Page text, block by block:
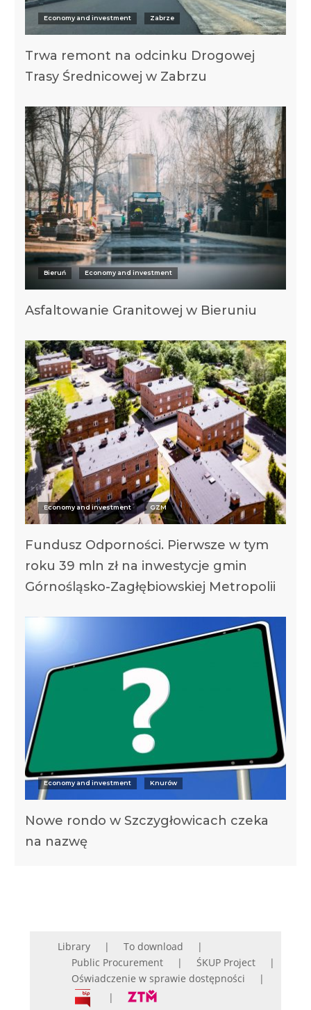
Economy and investment Zabrze
Trwa remont na odcinku Drogowej
Trasy Średnicowej w Zabrzu
Bieruń Economy and investment
Asfaltowanie Granitowej w Bieruniu
Economy and investment GZM
Fundusz Odporności. Pierwsze w tym
roku 39 mln zł na inwestycje gmin
Górnośląsko-Zagłębiowskiej Metropolii
Economy and investment Knurów
Nowe rondo w Szczygłowicach czeka
na nazwę
Library
To download
Public Procurement
ŚKUP Project
Oświadczenie w sprawie dostępności